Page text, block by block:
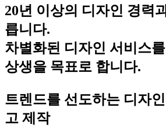
20년 이상의 디자인 경력
릅니다.
차별화된 디자인 서비스
상생을 목표로 합니다.
트렌드를 선도하는 디자
고 제작